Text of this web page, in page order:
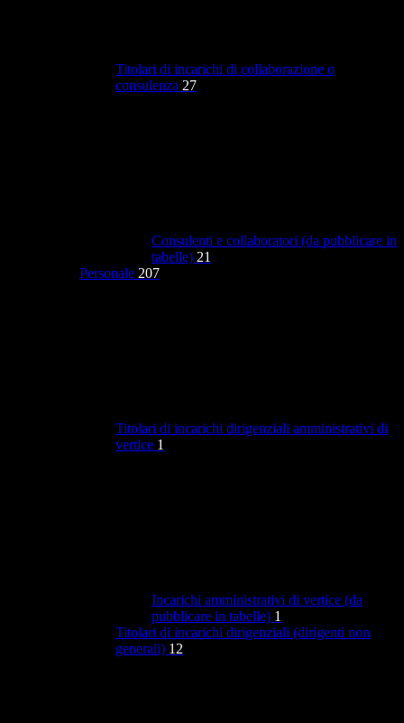
Titolari di incarichi di collaborazione o
consulenza 27
Consulenti e collaboratori (da pubblicare in
tabelle) 21
Personale 207
Titolari di incarichi dirigenziali amministrativi di
vertice 1
Incarichi amministrativi di vertice (da
pubblicare in tabelle) 1
Titolari di incarichi dirigenziali (dirigenti non
generali) 12